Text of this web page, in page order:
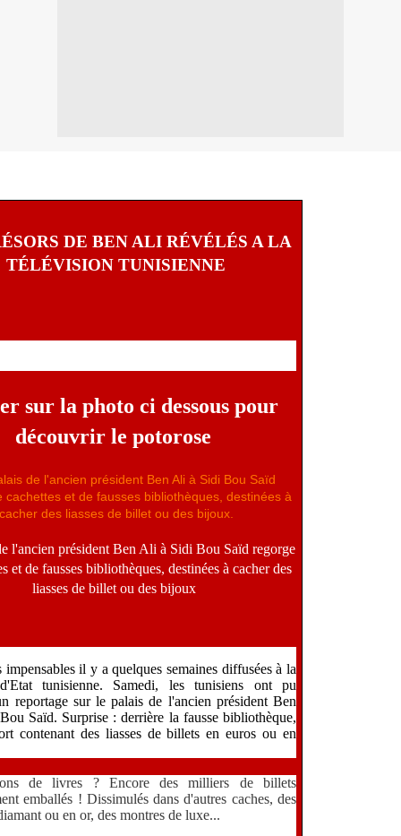
DE BEN ALI RÉVÉLÉS A LA
TÉLÉVISION TUNISIENNE
sur la photo ci dessous pour
découvrir le potorose
l'ancien président Ben Ali à Sidi Bou Saïd regorge
et de fausses bibliothèques, destinées à cacher des
liasses de billet ou des bijoux
impensables il y a quelques semaines diffusées à la
tunisienne. Samedi, les tunisiens ont pu
reportage sur le palais de l'ancien président Ben
Saïd. Surprise : derrière la fausse bibliothèque,
contenant des liasses de billets en euros ou en
de livres ? Encore des milliers de billets
emballés ! Dissimulés dans d'autres caches, des
ou en or, des montres de luxe...